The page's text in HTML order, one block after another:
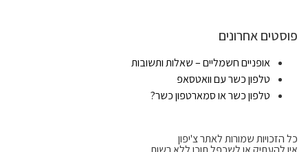
פוסטים אחרונים
אופניים חשמליים – שאלות ותשובות
טלפון כשר עם וואטסאפ
טלפון כשר או סמארטפון כשר?
כל הזכויות שמורות לאתר צ'יפון